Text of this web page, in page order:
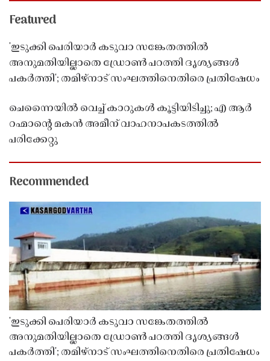
Featured
'ഇടുക്കി പെരിയാർ കടുവാ സങ്കേതത്തിൽ
അനുമതിയില്ലാതെ ഡ്രോൺ പറത്തി ദൃശ്യങ്ങൾ
പകർത്തി'; തമിഴ്നാട് സംഘത്തിനെതിരെ പ്രതിഷേധം
ചെന്നൈയിൽ വെച്ച് കാറുകൾ കൂട്ടിയിടിച്ചു; എ ആർ
റഹ്മാൻ്റെ മകൻ അമീന് വാഹനാപകടത്തിൽ
പരിക്കേറ്റു
Recommended
'ഇടുക്കി പെരിയാർ കടുവാ സങ്കേതത്തിൽ
അനുമതിയില്ലാതെ ഡ്രോൺ പറത്തി ദൃശ്യങ്ങൾ
പകർത്തി'; തമിഴ്നാട് സംഘത്തിനെതിരെ പ്രതിഷേധം